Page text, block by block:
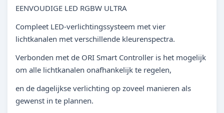
EENVOUDIGE LED RGBW ULTRA
Compleet LED-verlichtingssysteem met vier
lichtkanalen met verschillende kleurenspectra.
Verbonden met de ORI Smart Controller is het mogelijk
om alle lichtkanalen onafhankelijk te regelen,
en de dagelijkse verlichting op zoveel manieren als
gewenst in te plannen.